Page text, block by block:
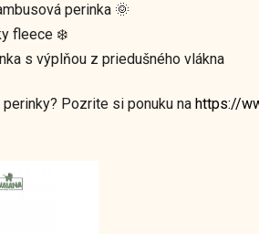
perinka 🌞
fleece ❄️
s výplňou z priedušného vlákna
Pozrite si ponuku na https://